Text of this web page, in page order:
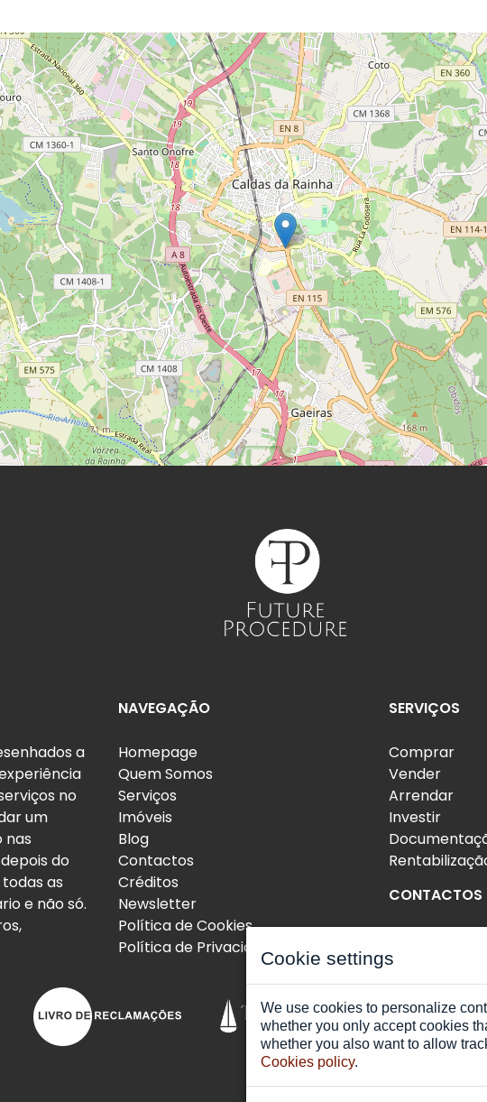
a
no
um
nas
do
as
e não só.
NAVEGAÇÃO
Homepage
Quem Somos
Serviços
Imóveis
Blog
Contactos
Créditos
Newsletter
Política de Cookies
Política de Privacidade
SERVIÇOS
Comprar
Vender
Arrendar
Investir
CONTACTOS
Canal de
Cookie settings
We use cookies to personalize
whether you only accept cookies
whether you also want to allow
Cookies policy.